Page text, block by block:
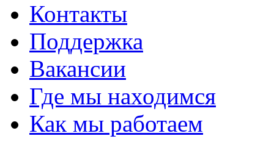
Контакты
Поддержка
Вакансии
Где мы находимся
Как мы работаем